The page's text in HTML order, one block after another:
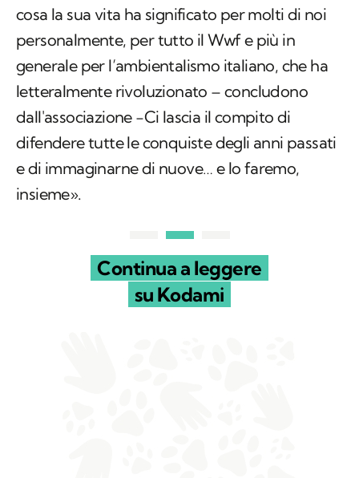
cosa la sua vita ha significato per molti di noi
personalmente, per tutto il Wwf e più in
generale per l’ambientalismo italiano, che ha
letteralmente rivoluzionato – concludono
dall'associazione -Ci lascia il compito di
difendere tutte le conquiste degli anni passati
e di immaginarne di nuove… e lo faremo,
insieme».
Continua a leggere
su Kodami